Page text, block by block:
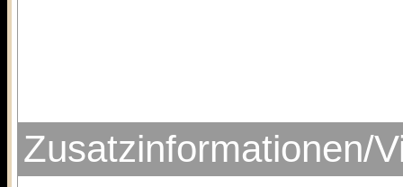
Zusatzinformationen/